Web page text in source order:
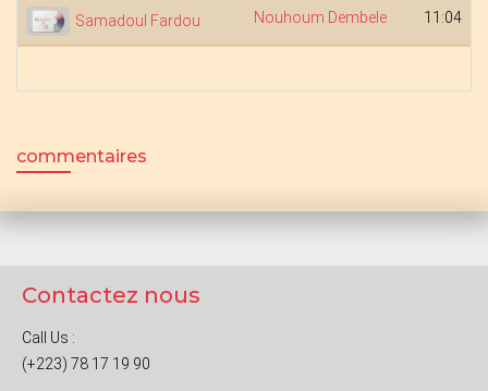
Samadoul Fardou Nouhoum Dembele 11:04
commentaires
Contactez nous
Call Us :
(+223) 78 17 19 90